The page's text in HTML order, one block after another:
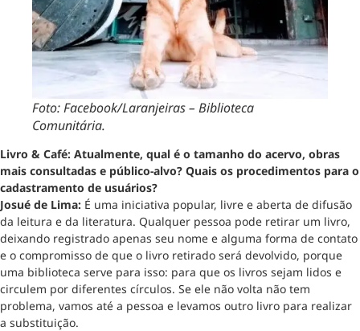
Foto: Facebook/Laranjeiras – Biblioteca
Comunitária.
Livro & Café: Atualmente, qual é o tamanho do acervo, obras
mais consultadas e público-alvo? Quais os procedimentos para o
cadastramento de usuários?
Josué de Lima: É uma iniciativa popular, livre e aberta de difusão
da leitura e da literatura. Qualquer pessoa pode retirar um livro,
deixando registrado apenas seu nome e alguma forma de contato
e o compromisso de que o livro retirado será devolvido, porque
uma biblioteca serve para isso: para que os livros sejam lidos e
circulem por diferentes círculos. Se ele não volta não tem
problema, vamos até a pessoa e levamos outro livro para realizar
a substituição.